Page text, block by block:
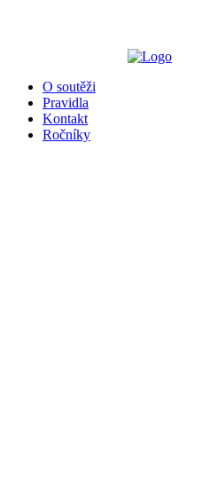
O soutěži
Pravidla
Kontakt
Ročníky